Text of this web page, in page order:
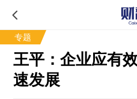
专题
王平：企业应有
速发展